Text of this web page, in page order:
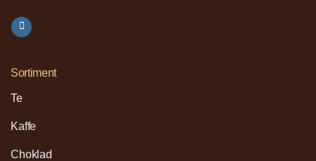
Sortiment
Te
Kaffe
Choklad